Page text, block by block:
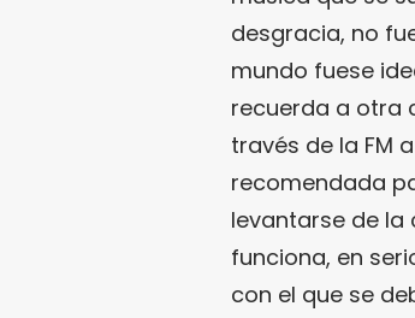
desgracia, no
mundo fuese
recuerda a otra
través de la FM
recomendada
levantarse de la
funciona, en
con el que se